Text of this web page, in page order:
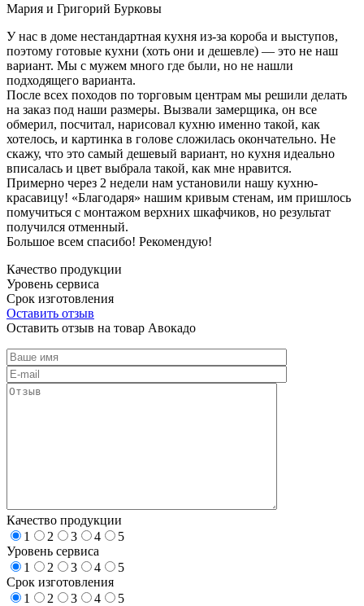
Мария и Григорий Бурковы
У нас в доме нестандартная кухня из-за короба и выступов,
поэтому готовые кухни (хоть они и дешевле) — это не наш
вариант. Мы с мужем много где были, но не нашли
подходящего варианта.
После всех походов по торговым центрам мы решили делать
на заказ под наши размеры. Вызвали замерщика, он все
обмерил, посчитал, нарисовал кухню именно такой, как
хотелось, и картинка в голове сложилась окончательно. Не
скажу, что это самый дешевый вариант, но кухня идеально
вписалась и цвет выбрала такой, как мне нравится.
Примерно через 2 недели нам установили нашу кухню-
красавицу! «Благодаря» нашим кривым стенам, им пришлось
помучиться с монтажом верхних шкафчиков, но результат
получился отменный.
Большое всем спасибо! Рекомендую!
Качество продукции
Уровень сервиса
Срок изготовления
Оставить отзыв
Оставить отзыв на товар Авокадо
Качество продукции
1
2 3 4
5
Уровень сервиса
1
2 3 4
5
Срок изготовления
1
2 3 4
5